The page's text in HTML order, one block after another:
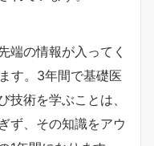
端の情報が入ってく
す。3年間で基礎医
技術を学ぶことは、
ず、その知識をアウ